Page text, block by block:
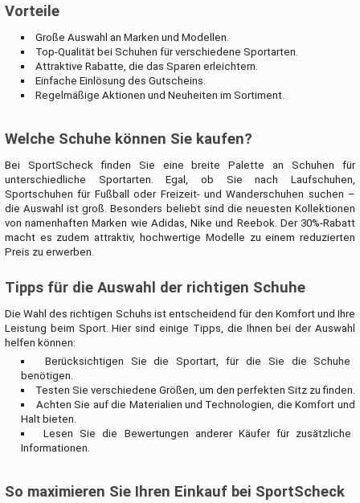
Vorteile
Große Auswahl an Marken und Modellen.
Top-Qualität bei Schuhen für verschiedene Sportarten.
Attraktive Rabatte, die das Sparen erleichtern.
Einfache Einlösung des Gutscheins.
Regelmäßige Aktionen und Neuheiten im Sortiment.
Welche Schuhe können Sie kaufen?
Bei SportScheck finden Sie eine breite Palette an Schuhen für
unterschiedliche Sportarten. Egal, ob Sie nach Laufschuhen,
Sportschuhen für Fußball oder Freizeit- und Wanderschuhen suchen –
die Auswahl ist groß. Besonders beliebt sind die neuesten Kollektionen
von namenhaften Marken wie Adidas, Nike und Reebok. Der 30%-Rabatt
macht es zudem attraktiv, hochwertige Modelle zu einem reduzierten
Preis zu erwerben.
Tipps für die Auswahl der richtigen Schuhe
Die Wahl des richtigen Schuhs ist entscheidend für den Komfort und Ihre
Leistung beim Sport. Hier sind einige Tipps, die Ihnen bei der Auswahl
helfen können:
Berücksichtigen Sie die Sportart, für die Sie die Schuhe
benötigen.
Testen Sie verschiedene Größen, um den perfekten Sitz zu finden.
Achten Sie auf die Materialien und Technologien, die Komfort und
Halt bieten.
Lesen Sie die Bewertungen anderer Käufer für zusätzliche
Informationen.
So maximieren Sie Ihren Einkauf bei SportScheck